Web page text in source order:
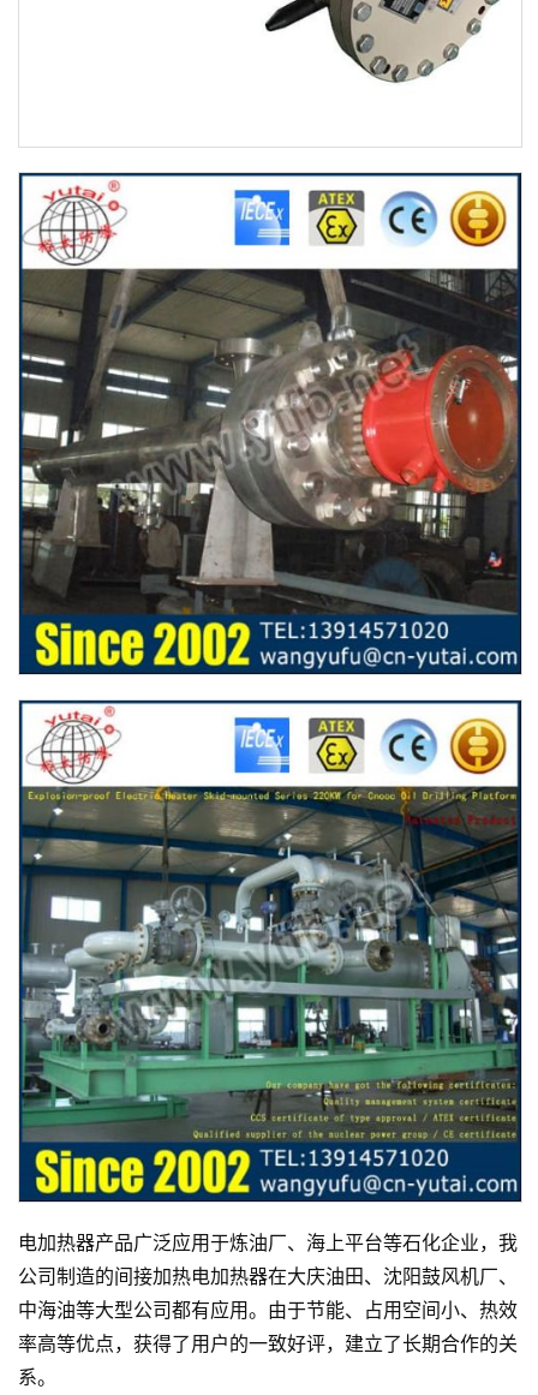
电加热器产品广泛应用于炼油厂、海上平台等石化企业，我
公司制造的间接加热电加热器在大庆油田、沈阳鼓风机厂、
中海油等大型公司都有应用。由于节能、占用空间小、热效
率高等优点，获得了用户的一致好评，建立了长期合作的关
系。